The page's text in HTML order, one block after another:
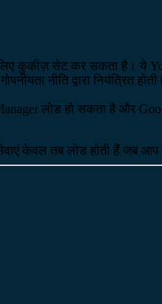
सेट कर सकता है। ये
नीति द्वारा नियंत्रित होती
लोड हो सकता है और
केवल तब लोड होती हैं जब